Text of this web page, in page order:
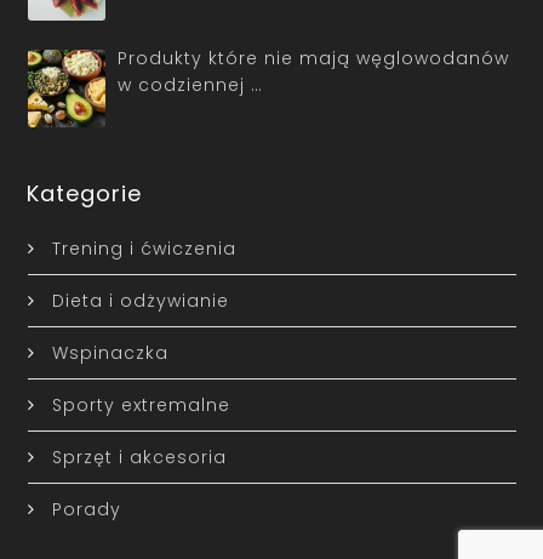
Produkty które nie mają węglowodanów
w codziennej …
Kategorie
Trening i ćwiczenia
Dieta i odżywianie
Wspinaczka
Sporty extremalne
Sprzęt i akcesoria
Porady